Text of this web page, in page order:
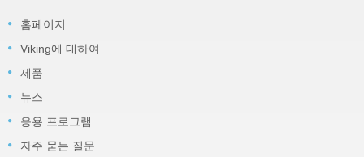
홈페이지
Viking에 대하여
제품
뉴스
응용 프로그램
자주 묻는 질문